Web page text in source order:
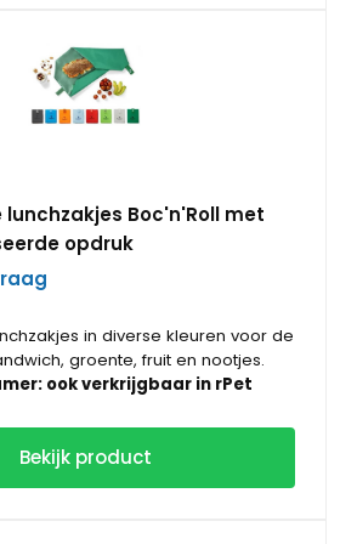
lunchzakjes Boc'n'Roll met
opdruk
in diverse kleuren voor de
groente, fruit en nootjes.
ook verkrijgbaar in rPet
of brooddoos te groot is
je eten mee wilt nemen voor
Bekijk product